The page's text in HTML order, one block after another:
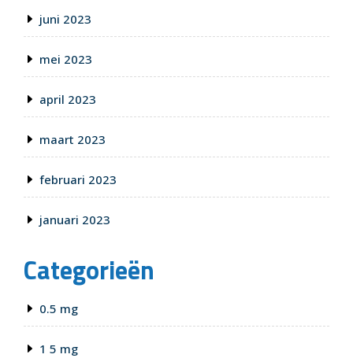
juni 2023
mei 2023
april 2023
maart 2023
februari 2023
januari 2023
Categorieën
0.5 mg
1 5 mg